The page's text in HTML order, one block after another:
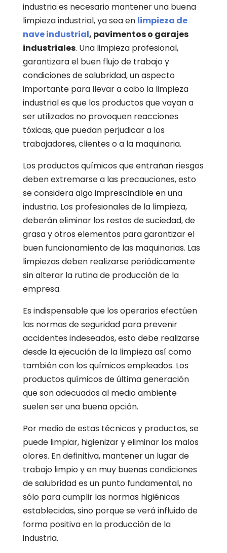
industria es necesario mantener una buena
limpieza industrial, ya sea en limpieza de
nave industrial, pavimentos o garajes
industriales. Una limpieza profesional,
garantizara el buen flujo de trabajo y
condiciones de salubridad, un aspecto
importante para llevar a cabo la limpieza
industrial es que los productos que vayan a
ser utilizados no provoquen reacciones
tóxicas, que puedan perjudicar a los
trabajadores, clientes o a la maquinaria.
Los productos químicos que entrañan riesgos
deben extremarse a las precauciones, esto
se considera algo imprescindible en una
industria. Los profesionales de la limpieza,
deberán eliminar los restos de suciedad, de
grasa y otros elementos para garantizar el
buen funcionamiento de las maquinarias. Las
limpiezas deben realizarse periódicamente
sin alterar la rutina de producción de la
empresa.
Es indispensable que los operarios efectúen
las normas de seguridad para prevenir
accidentes indeseados, esto debe realizarse
desde la ejecución de la limpieza así como
también con los químicos empleados. Los
productos químicos de última generación
que son adecuados al medio ambiente
suelen ser una buena opción.
Por medio de estas técnicas y productos, se
puede limpiar, higienizar y eliminar los malos
olores. En definitiva, mantener un lugar de
trabajo limpio y en muy buenas condiciones
de salubridad es un punto fundamental, no
sólo para cumplir las normas higiénicas
establecidas, sino porque se verá influido de
forma positiva en la producción de la
industria.